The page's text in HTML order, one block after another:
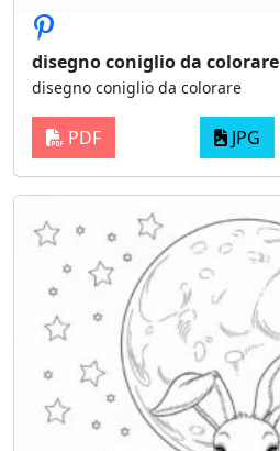
disegno coniglio da colorare
disegno coniglio da colorare
PDF JPG